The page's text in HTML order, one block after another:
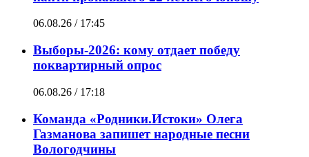
06.08.26 / 17:45
Выборы-2026: кому отдает победу
поквартирный опрос
06.08.26 / 17:18
Команда «Родники.Истоки» Олега
Газманова запишет народные песни
Вологодчины